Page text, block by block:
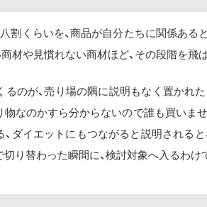
割くらいを、商品が自分たちに関係ある
材や見慣れない商材ほど、その段階を飛
のが、売り場の隅に説明もなく置かれ
物なのかすら分からないので誰も買いま
ダイエットにもつながると説明されると
り替わった瞬間に、検討対象へ入るわけ